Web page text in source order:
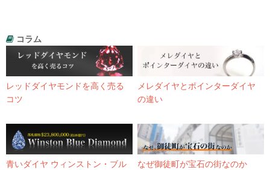
コラム
レッドダイヤモンドを高く売る
コツ
メレダイヤとポインターダイヤ
の違い
青いダイヤ ウィンストン・ブル
なぜ御徒町が宝石の街なのか